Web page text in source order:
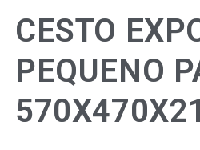
CESTO
PEQUENO